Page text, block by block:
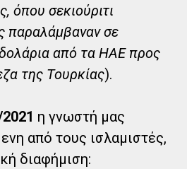
όπου σεκιούριτι
παραλάμβαναν σε
από τα ΗΑΕ προς
της Τουρκίας).
η γνωστή μας
από τους ισλαμιστές,
διαφήμιση: